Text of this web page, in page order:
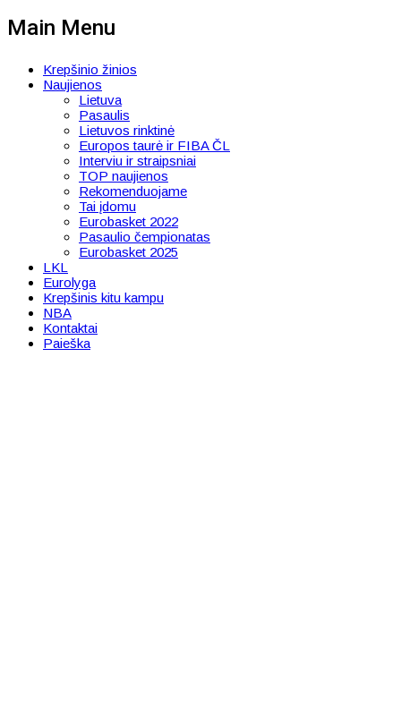
Main Menu
Krepšinio žinios
Naujienos
Lietuva
Pasaulis
Lietuvos rinktinė
Europos taurė ir FIBA ČL
Interviu ir straipsniai
TOP naujienos
Rekomenduojame
Tai įdomu
Eurobasket 2022
Pasaulio čempionatas
Eurobasket 2025
LKL
Eurolyga
Krepšinis kitu kampu
NBA
Kontaktai
Paieška